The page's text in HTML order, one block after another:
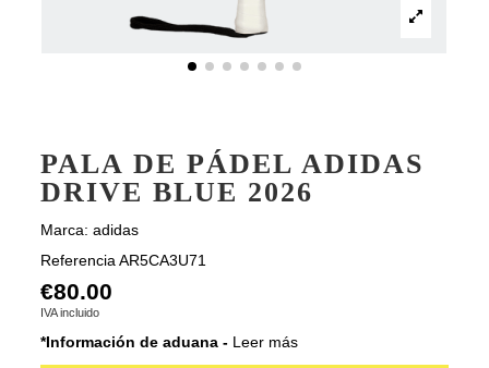
PALA DE PÁDEL ADIDAS
DRIVE BLUE 2026
Marca: adidas
Referencia AR5CA3U71
€80.00
IVA incluido
*Información de aduana - Leer más